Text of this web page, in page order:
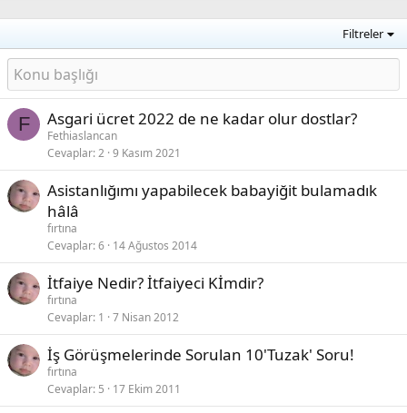
Filtreler
F Asgari ücret 2022 de ne kadar olur dostlar?
Fethiaslancan
Cevaplar 2 9 Kasım 2021
Asistanlığımı yapabilecek babayiğit bulamadık
hâlâ
fırtına
Cevaplar 6 14 Ağustos 2014
İtfaiye Nedir? İtfaiyeci Kİmdir?
fırtına
Cevaplar 1 7 Nisan 2012
İş Görüşmelerinde Sorulan 10'Tuzak' Soru!
fırtına
Cevaplar 5 17 Ekim 2011